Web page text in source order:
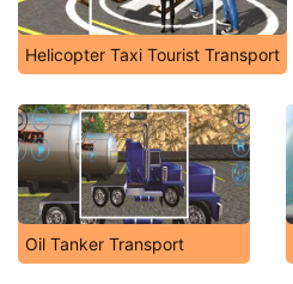
Helicopter Taxi Tourist Transport
Oil Tanker Transport